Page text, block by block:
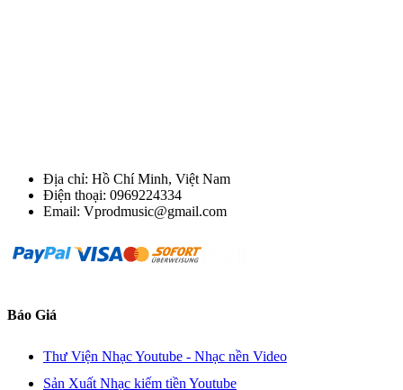
Địa chỉ: Hồ Chí Minh, Việt Nam
Điện thoại: 0969224334
Email: Vprodmusic@gmail.com
Báo Giá
Thư Viện Nhạc Youtube - Nhạc nền Video
Sản Xuất Nhạc kiếm tiền Youtube